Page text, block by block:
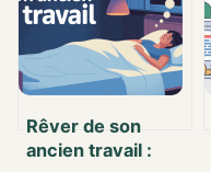
Rêver de son
ancien travail :